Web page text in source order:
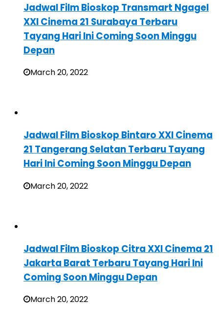
Jadwal Film Bioskop Transmart Ngagel
XXI Cinema 21 Surabaya Terbaru
Tayang Hari Ini Coming Soon Minggu
Depan
March 20, 2022
Jadwal Film Bioskop Bintaro XXI Cinema
21 Tangerang Selatan Terbaru Tayang
Hari Ini Coming Soon Minggu Depan
March 20, 2022
Jadwal Film Bioskop Citra XXI Cinema 21
Jakarta Barat Terbaru Tayang Hari Ini
Coming Soon Minggu Depan
March 20, 2022